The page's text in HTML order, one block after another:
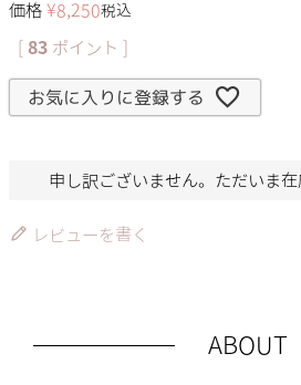
価格 ¥8,250税込
83 ポイント ]
お気に入りに登録する
申し訳ございません。ただいま在
レビューを書く
ABOUT